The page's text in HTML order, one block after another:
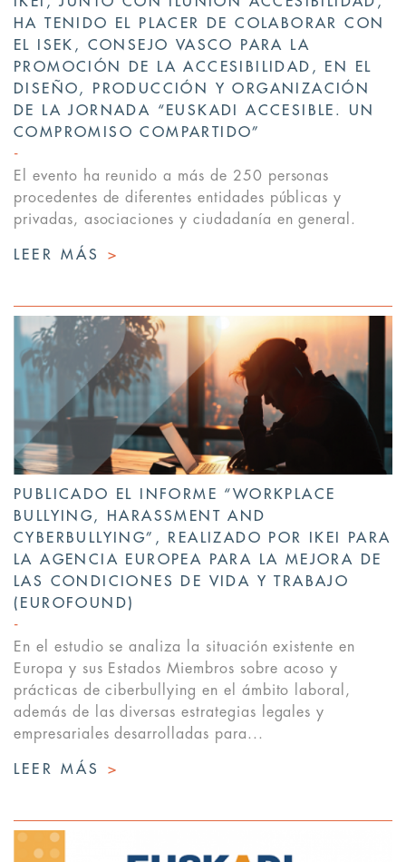
HA TENIDO EL PLACER DE COLABORAR CON
EL ISEK, CONSEJO VASCO PARA LA
PROMOCIÓN DE LA ACCESIBILIDAD, EN EL
DISEÑO, PRODUCCIÓN Y ORGANIZACIÓN
DE LA JORNADA “EUSKADI ACCESIBLE. UN
COMPROMISO COMPARTIDO”
El evento ha reunido a más de 250 personas
procedentes de diferentes entidades públicas y
privadas, asociaciones y ciudadanía en general.
LEER MÁS >
PUBLICADO EL INFORME “WORKPLACE
BULLYING, HARASSMENT AND
CYBERBULLYING”, REALIZADO POR IKEI PARA
LA AGENCIA EUROPEA PARA LA MEJORA DE
LAS CONDICIONES DE VIDA Y TRABAJO
(EUROFOUND)
En el estudio se analiza la situación existente en
Europa y sus Estados Miembros sobre acoso y
prácticas de ciberbullying en el ámbito laboral,
además de las diversas estrategias legales y
empresariales desarrolladas para...
LEER MÁS >